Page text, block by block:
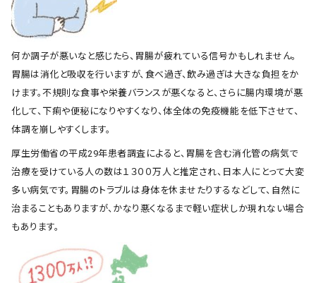
何か調子が悪いなと感じたら、胃腸が疲れている信号かもしれません。
胃腸は消化と吸収を行いますが、食べ過ぎ、飲み過ぎは大きな負担をか
けます。不規則な食事や栄養バランスが悪くなると、さらに腸内環境が悪
化して、下痢や便秘になりやすくなり、体全体の免疫機能を低下させて、
体調を崩しやすくします。
厚生労働省の平成29年患者調査によると、胃腸を含む消化管の病気で
治療を受けている人の数は１３００万人と推定され、日本人にとって大変
多い病気です。胃腸のトラブルは身体を休ませたりするなどして、自然に
治まることもありますが、かなり悪くなるまで軽い症状しか現れない場合
もあります。